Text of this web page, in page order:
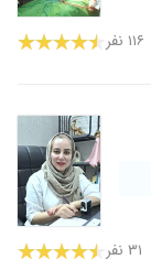
۱۱۶ نفر
۳۱ نفر